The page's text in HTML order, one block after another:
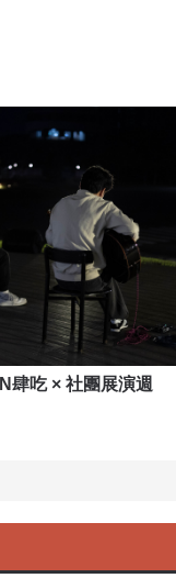
肆吃 × 社團展演週